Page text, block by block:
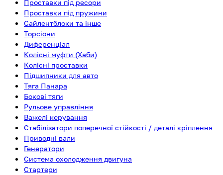
Проставки під ресори
Проставки під пружини
Сайлентблоки та інше
Торсіони
Диференціал
Колісні муфти (Хаби)
Колісні проставки
Підшипники для авто
Тяга Панара
Бокові тяги
Рульове управління
Важелі керування
Стабілізатори поперечної стійкості / деталі кріплення
Приводні вали
Генератори
Система охолодження двигуна
Стартери